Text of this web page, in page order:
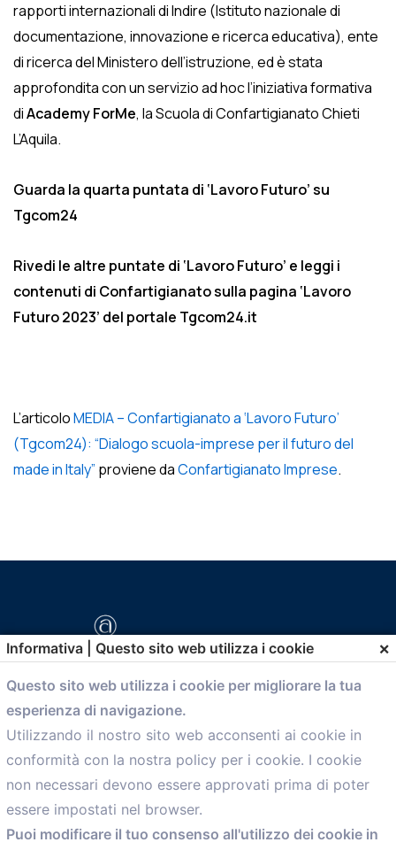
rapporti internazionali di Indire (Istituto nazionale di
documentazione, innovazione e ricerca educativa), ente
di ricerca del Ministero dell’istruzione, ed è stata
approfondita con un servizio ad hoc l’iniziativa formativa
diAcademy ForMe, la Scuola di Confartigianato Chieti
L’Aquila.
Guarda la quarta puntata di ‘Lavoro Futuro’ su
Tgcom24
Rivedi le altre puntate di ‘Lavoro Futuro’ e leggi i
contenuti di Confartigianato sulla pagina ‘Lavoro
Futuro 2023’ del portale Tgcom24.it
L’articoloMEDIA – Confartigianato a ‘Lavoro Futuro’
(Tgcom24): “Dialogo scuola-imprese per il futuro del
made in Italy” proviene daConfartigianato Imprese.
comunicazione@confartigianato.bo.it
Menù
Home
Servizi
Informativa | Questo sito web utilizza i cookie ×
Questo sito web utilizza i cookie per migliorare la tua
esperienza di navigazione.
Utilizzando il nostro sito web acconsenti ai cookie in
conformità con la nostra policy per i cookie. I cookie
non necessari devono essere approvati prima di poter
essere impostati nel browser.
Puoi modificare il tuo consenso all'utilizzo dei cookie in